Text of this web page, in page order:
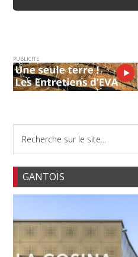
PUBLICITE
GANTOIS